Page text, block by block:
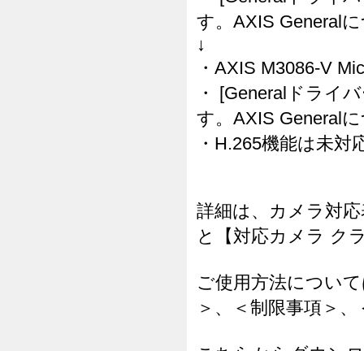
す。AXIS General
↓
・AXIS M3086-V
・ [Generalドライ
す。AXIS General
・H.265機能は未対
詳細は、カメラ対
と【対応カメラ ク
ご使用方法につい
＞、＜制限事項＞